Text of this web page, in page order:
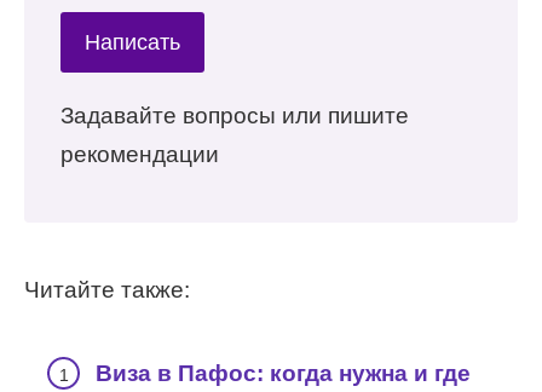
Написать
Задавайте вопросы или пишите
рекомендации
Читайте также:
Виза в Пафос: когда нужна и где